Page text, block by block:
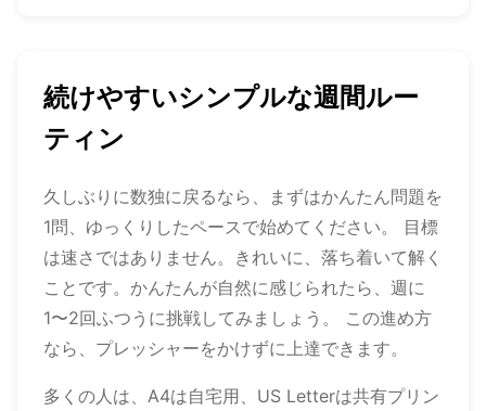
続けやすいシンプルな週間ルー
ティン
久しぶりに数独に戻るなら、まずはかんたん問題を
1問、ゆっくりしたペースで始めてください。 目標
は速さではありません。きれいに、落ち着いて解く
ことです。かんたんが自然に感じられたら、週に
1〜2回ふつうに挑戦してみましょう。 この進め方
なら、プレッシャーをかけずに上達できます。
多くの人は、A4は自宅用、US Letterは共有プリン